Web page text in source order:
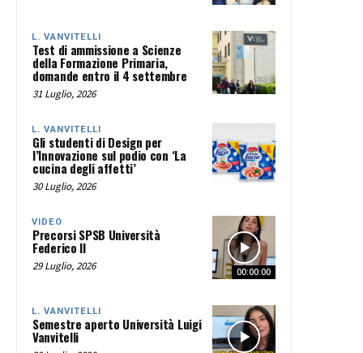
L. VANVITELLI
Test di ammissione a Scienze
della Formazione Primaria,
domande entro il 4 settembre
31 Luglio, 2026
L. VANVITELLI
Gli studenti di Design per
l’Innovazione sul podio con ‘La
cucina degli affetti’
30 Luglio, 2026
00:00:00
VIDEO
Precorsi SPSB Università
Federico II
29 Luglio, 2026
L. VANVITELLI
Semestre aperto Università Luigi
Vanvitelli